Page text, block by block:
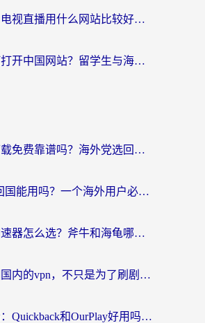
海外看国内电视直播用什么网站比较好？一篇解决你所有追剧难题的实用指南
在国外如何打开中国网站？留学生与海外华人的无缝访问指南
雷霆加速下载免费靠谱吗？海外党选回国加速器的避坑指南（附热门工具对比）
NordVPN 回国能用吗？一个海外用户必须面对的真实困境
海外回国加速器怎么选？斧牛和海龟哪个好？一篇帮你避开坑的实用指南
从匈牙利回国内的vpn，不只是为了刷剧那么简单
海外党必看：Quickback和OurPlay好用吗？3分钟选对回国加速器，无缝刷剧玩游戏